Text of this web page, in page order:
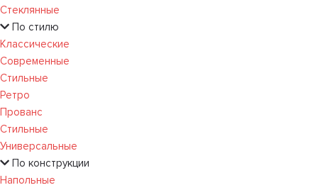
Стеклянные
По стилю
Классические
Современные
Стильные
Ретро
Прованс
Стильные
Универсальные
По конструкции
Напольные